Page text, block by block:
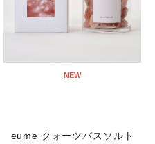
NEW
eume クォーツバスソルト